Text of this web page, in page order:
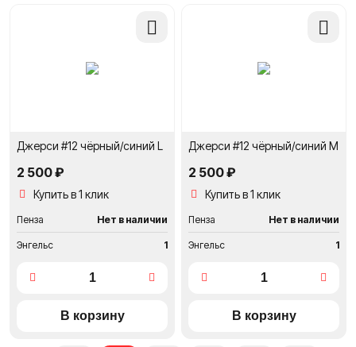
Добавить
Джерси #12 чёрный/синий L
2 500 ₽
Купить в 1 клик
Пенза Нет в наличии
Энгельс 1
Джерси #12 чёрный/синий M
2 500 ₽
Купить в 1 клик
Пенза Нет в наличии
Энгельс 1